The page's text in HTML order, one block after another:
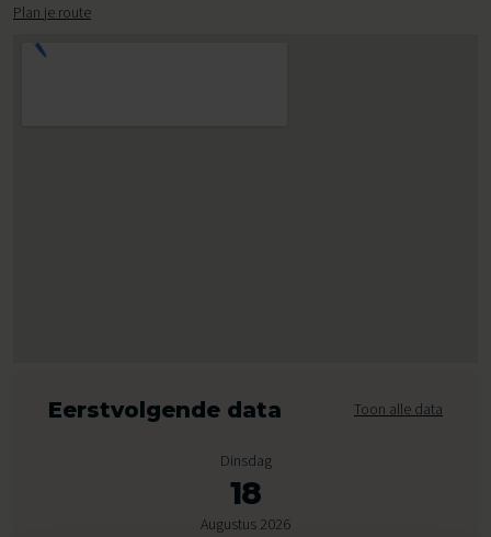
Plan je route
Eerstvolgende data Toon alle data
Dinsdag
18
Augustus 2026